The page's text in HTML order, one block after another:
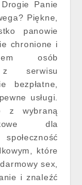
Panie
Piękne,
panowie
chronione i
osób
z serwisu
bezpłatne,
usługi.
z wybraną
dla
które
sex,
i znaleźć